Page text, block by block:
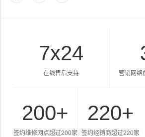
7x24
在线售后支持 营销网络
200+
签约维修网点超过200家
220+
签约经销商超过220家